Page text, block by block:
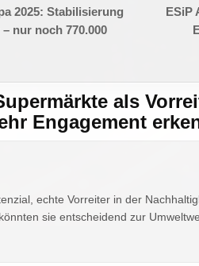
ESiP
2025: Stabilisierung
nur noch 770.000
als
Engagement
echte Vorreiter in der
sie entscheidend zur